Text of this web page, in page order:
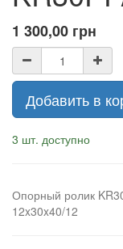
1 300,00 грн
Добавить в
3 шт. доступно
Опорный ролик
12x30x40/12